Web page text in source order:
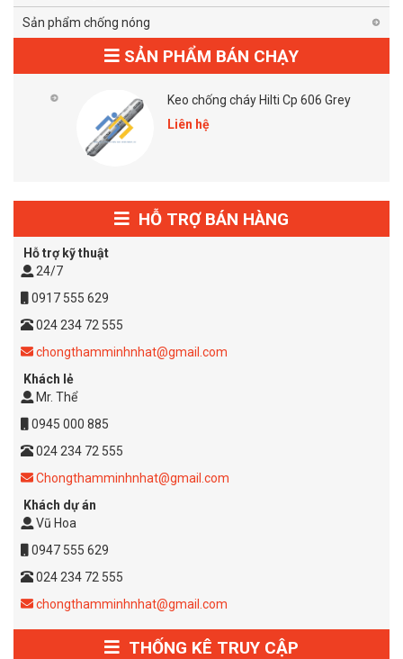
Sản phẩm chống nóng
SẢN PHẨM BÁN CHẠY
Keo chống cháy Hilti Cp 606 Grey
Liên hệ
HỖ TRỢ BÁN HÀNG
Hỗ trợ kỹ thuật
24/7
0917 555 629
024 234 72 555
chongthamminhnhat@gmail.com
Khách lẻ
Mr. Thể
0945 000 885
024 234 72 555
Chongthamminhnhat@gmail.com
Khách dự án
Vũ Hoa
0947 555 629
024 234 72 555
chongthamminhnhat@gmail.com
THỐNG KÊ TRUY CẬP